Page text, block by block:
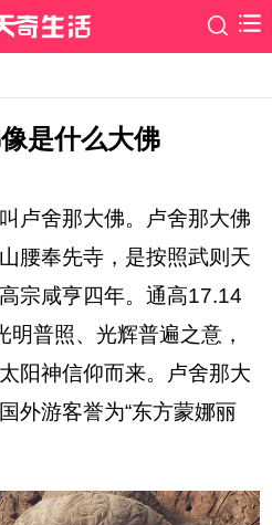
是什么大佛
舍那大佛。卢舍那大佛
腰奉先寺，是按照武则天
宗咸亨四年。通高17.14
明普照、光辉普遍之意，
阳神信仰而来。卢舍那大
外游客誉为“东方蒙娜丽